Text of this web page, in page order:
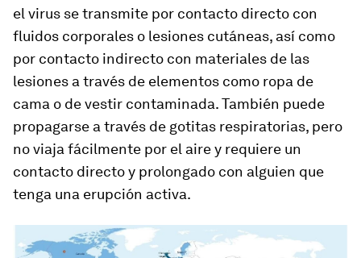
el virus se transmite por contacto directo con
fluidos corporales o lesiones cutáneas, así como
por contacto indirecto con materiales de las
lesiones a través de elementos como ropa de
cama o de vestir contaminada. También puede
propagarse a través de gotitas respiratorias, pero
no viaja fácilmente por el aire y requiere un
contacto directo y prolongado con alguien que
tenga una erupción activa.